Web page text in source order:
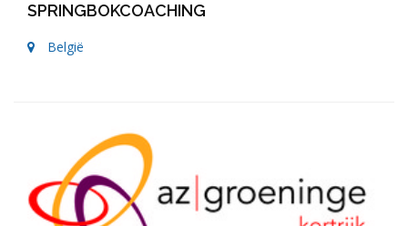
SPRINGBOKCOACHING
België